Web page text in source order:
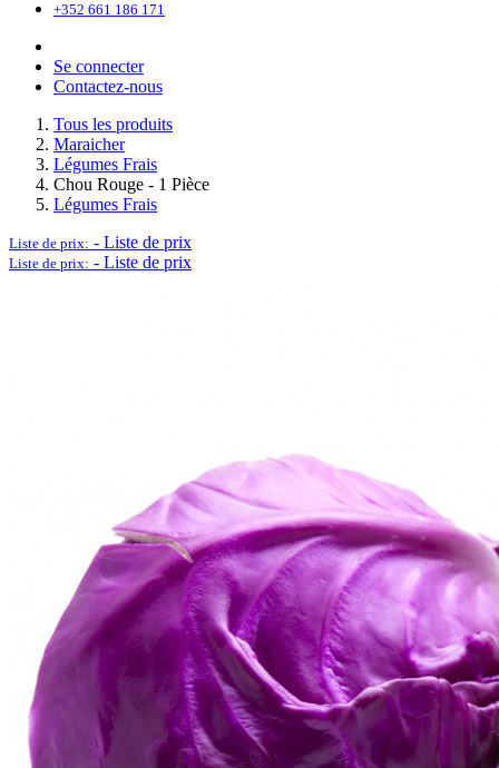
+352 661 186 171
Se connecter
Contactez-nous
Tous les produits
Maraicher
Légumes Frais
Chou Rouge - 1 Pièce
Légumes Frais
Liste de prix: - Liste de prix
Liste de prix: - Liste de prix